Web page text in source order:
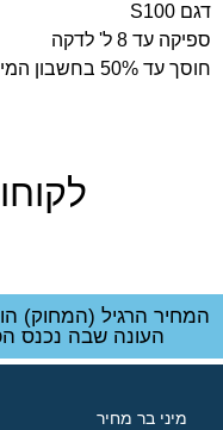
דגם S100
ספיקה עד 8 ל' לדקה
חוסך עד 50% בחשבון המים
המחיר הרגיל (המחוק)
העונה שבה נכנס
מיני בר מחיר